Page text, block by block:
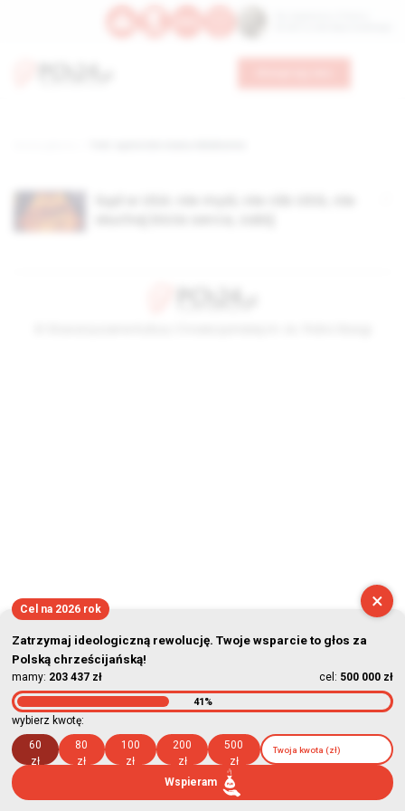
×
Cel na 2026 rok
Zatrzymaj ideologiczną rewolucję. Twoje wsparcie to głos za
Polską chrześcijańską!
mamy: 203 437 zł cel: 500 000 zł
41%
wybierz kwotę:
60
zł
80
zł
100
zł
200
zł
500
zł
Wspieram